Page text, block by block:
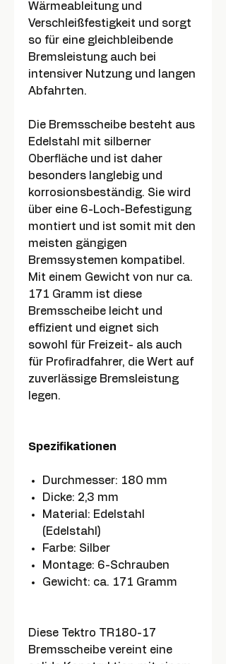
Wärmeableitung und
Verschleißfestigkeit und sorgt
so für eine gleichbleibende
Bremsleistung auch bei
intensiver Nutzung und langen
Abfahrten.
Die Bremsscheibe besteht aus
Edelstahl mit silberner
Oberfläche und ist daher
besonders langlebig und
korrosionsbeständig. Sie wird
über eine 6-Loch-Befestigung
montiert und ist somit mit den
meisten gängigen
Bremssystemen kompatibel.
Mit einem Gewicht von nur ca.
171 Gramm ist diese
Bremsscheibe leicht und
effizient und eignet sich
sowohl für Freizeit- als auch
für Profiradfahrer, die Wert auf
zuverlässige Bremsleistung
legen.
Spezifikationen
Durchmesser: 180 mm
Dicke: 2,3 mm
Material: Edelstahl
(Edelstahl)
Farbe: Silber
Montage: 6-Schrauben
Gewicht: ca. 171 Gramm
Diese Tektro TR180-17
Bremsscheibe vereint eine